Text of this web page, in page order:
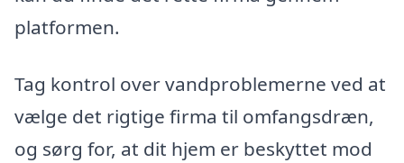
platformen.
Tag kontrol over vandproblemerne ved at
vælge det rigtige firma til omfangsdræn,
og sørg for, at dit hjem er beskyttet mod